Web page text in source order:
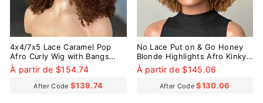
4x4/7x5 Lace Caramel Pop
Afro Curly Wig with Bangs
Pre-Everything Wear Go
Glueless Wig
À partir de $154.74
After Code $139.74
No Lace Put on & Go Honey
Blonde Highlights Afro Kinky
Coily Glueless Bob Wig With
Bangs
À partir de $145.06
After Code$130.06